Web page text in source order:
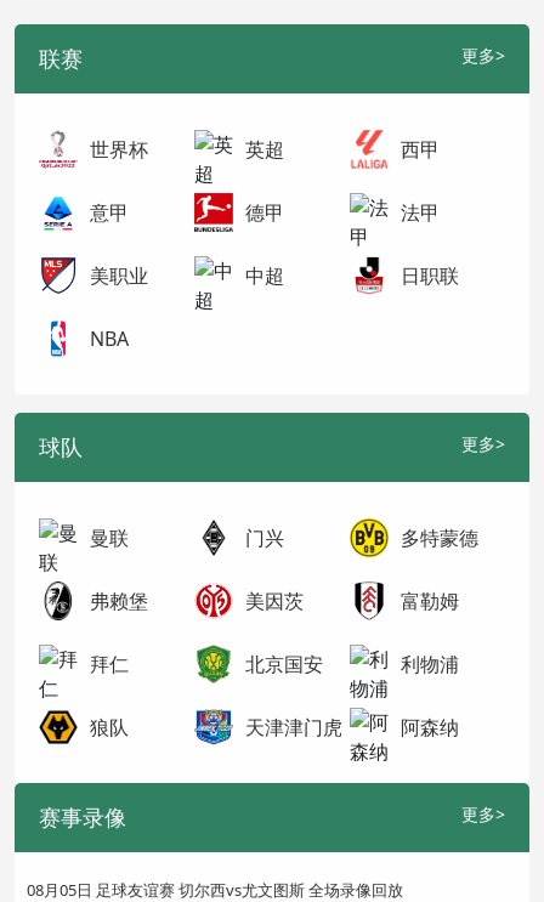
联赛 更多>
世界杯 英超 西甲
意甲 德甲 法甲
美职业 中超 日职联
NBA
球队 更多>
曼联 门兴 多特蒙德
弗赖堡 美因茨 富勒姆
拜仁 北京国安 利物浦
狼队 天津津门虎 阿森纳
赛事录像 更多>
08月05日 足球友谊赛 切尔西vs尤文图斯 全场录像回放